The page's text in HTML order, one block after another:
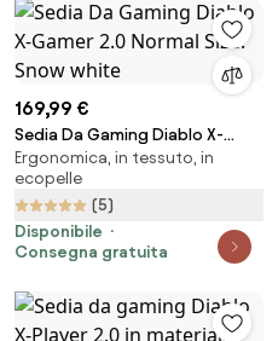
169,99 €
Sedia Da Gaming Diablo X-
Gamer 2.0 Normal Size: Snow
white
Ergonomica, in tessuto, in
ecopelle
(5)
Disponibile
Consegna gratuita